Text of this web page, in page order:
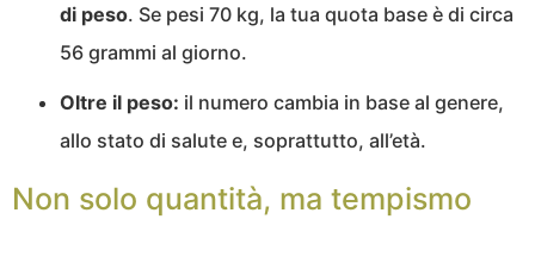
di peso. Se pesi 70 kg, la tua quota base è di circa
56 grammi al giorno.
Oltre il peso: il numero cambia in base al genere,
allo stato di salute e, soprattutto, all’età.
Non solo quantità, ma tempismo